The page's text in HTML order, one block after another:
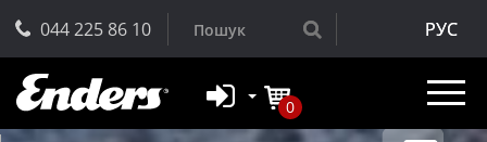
044 225 86 10 РУС
0